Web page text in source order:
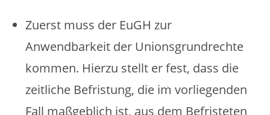
Zuerst muss der EuGH zur
Anwendbarkeit der Unionsgrundrechte
kommen. Hierzu stellt er fest, dass die
zeitliche Befristung, die im vorliegenden
Fall maßgeblich ist, aus dem Befristeten